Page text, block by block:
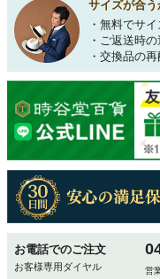
サイズが合
・無料でサ
・ご返送時
・交換品の
お電話でのご注文
お客様専用ダイヤル 営